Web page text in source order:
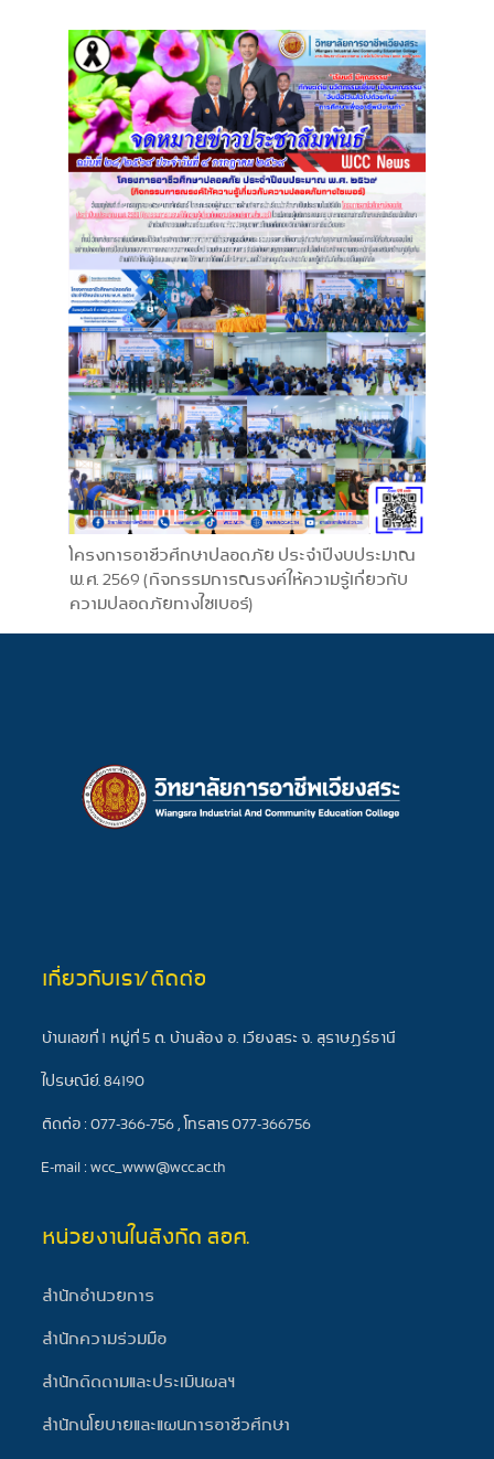
โครงการอาชีวศึกษาปลอดภัย ประจำปีงบประมาณ
พ.ศ. 2569 (กิจกรรมการณรงค์ให้ความรู้เกี่ยวกับ
ความปลอดภัยทางไซเบอร์)
เกี่ยวกับเรา/ติดต่อ
บ้านเลขที่ 1 หมู่ที่ 5 ต. บ้านส้อง อ. เวียงสระ จ. สุราษฎร์ธานี
ไปรษณีย์. 84190
ติดต่อ : 077-366-756 , โทรสาร 077-366756
E-mail : wcc_www@wcc.ac.th
หน่วยงานในสังกัด สอศ.
สำนักอำนวยการ
สำนักความร่วมมือ
สำนักติดตามและประเมินผลฯ
สำนักนโยบายและแผนการอาชีวศึกษา